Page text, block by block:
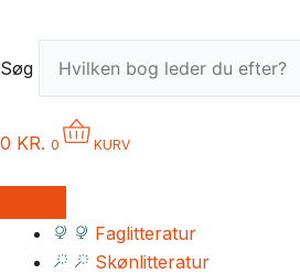
Søg
0 KR. 0 KURV
Faglitteratur
Skønlitteratur